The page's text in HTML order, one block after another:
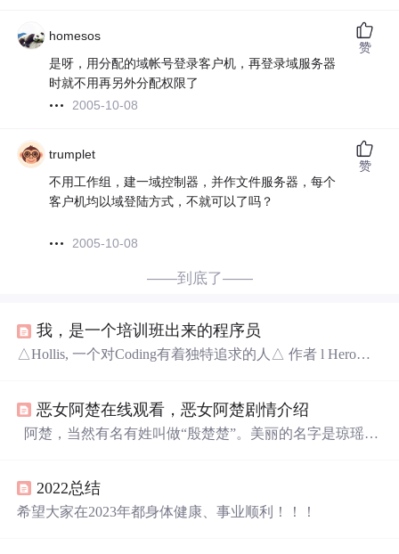
homesos
是呀，用分配的域帐号登录客户机，再登录域服务器
时就不用再另外分配权限了
2005-10-08
赞
trumplet
不用工作组，建一域控制器，并作文件服务器，每个
客户机均以域登陆方式，不就可以了吗？
2005-10-08
赞
——到底了——
我，是一个培训班出来的程序员
△Hollis, 一个对Coding有着独特追求的人△ 作者 l HeroMe
有人都在忙碌的过生活，他们行色匆匆，车水马龙，他们
认为时间就是金钱。 我在办公楼里俯视着他们，在这个偌
恶女阿楚在线观看，恶女阿楚剧情介绍
阿楚，当然有名有姓叫做“殷楚楚”。美丽的名字是琼瑶迷
间断，尤其是她慧黠的杏眼、小巧的五官，都会让人有“不
当”的期待。但是，自从阿楚迷上了李连杰开始，从“令狐
2022总结
希望大家在2023年都身体健康、事业顺利！！！